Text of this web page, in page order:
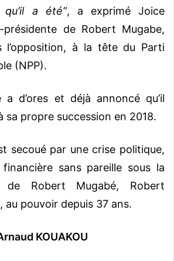
a été”, a exprimé Joice
présidente de Robert Mugabe,
l’opposition, à la tête du Parti
(NPP).
a d’ores et déjà annoncé qu’il
sa propre succession en 2018.
secoué par une crise politique,
sans pareille sous la
Robert Mugabé, Robert
au pouvoir depuis 37 ans.
KOUAKOU